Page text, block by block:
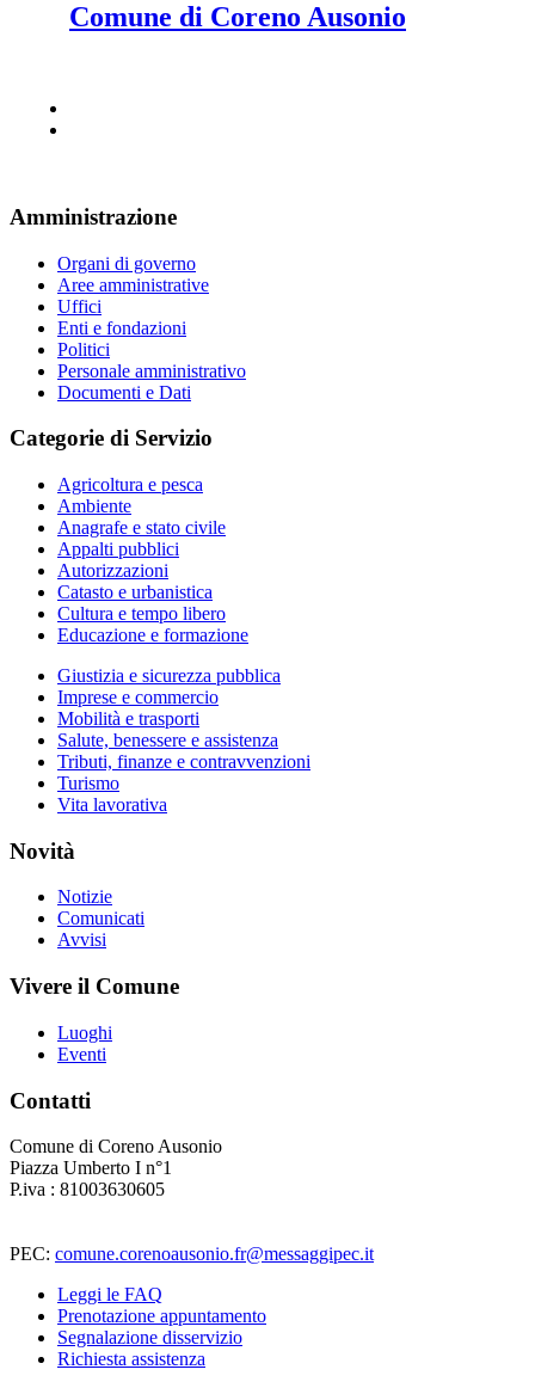
Comune di Coreno Ausonio
Amministrazione
Organi di governo
Aree amministrative
Uffici
Enti e fondazioni
Politici
Personale amministrativo
Documenti e Dati
Categorie di Servizio
Agricoltura e pesca
Ambiente
Anagrafe e stato civile
Appalti pubblici
Autorizzazioni
Catasto e urbanistica
Cultura e tempo libero
Educazione e formazione
Giustizia e sicurezza pubblica
Imprese e commercio
Mobilità e trasporti
Salute, benessere e assistenza
Tributi, finanze e contravvenzioni
Turismo
Vita lavorativa
Novità
Notizie
Comunicati
Avvisi
Vivere il Comune
Luoghi
Eventi
Contatti
Comune di Coreno Ausonio
Piazza Umberto I n°1
P.iva : 81003630605
PEC: comune.corenoausonio.fr@messaggipec.it
Leggi le FAQ
Prenotazione appuntamento
Segnalazione disservizio
Richiesta assistenza